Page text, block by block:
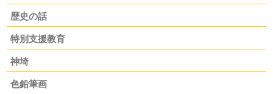
歴史の話
特別支援教育
神埼
色鉛筆画